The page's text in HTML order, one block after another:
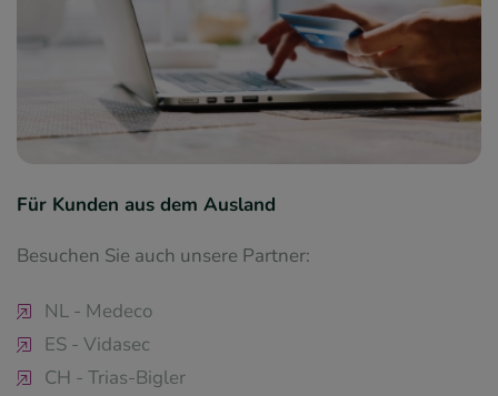
Für Kunden aus dem Ausland
Besuchen Sie auch unsere Partner:
NL - Medeco
ES - Vidasec
CH - Trias-Bigler